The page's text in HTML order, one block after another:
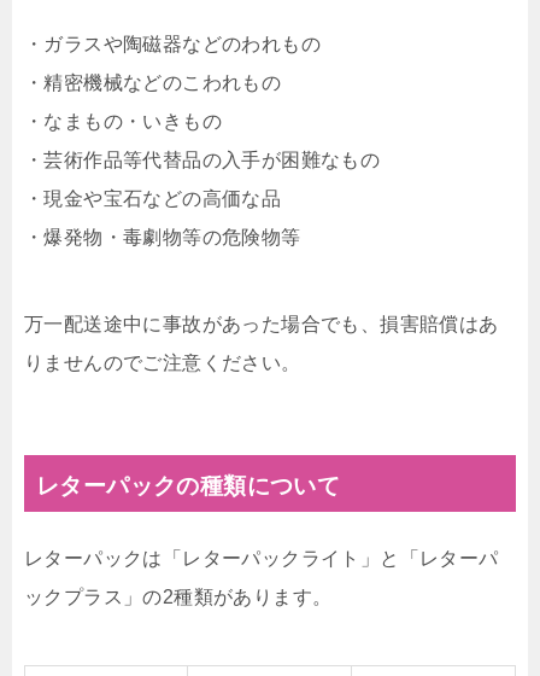
・ガラスや陶磁器などのわれもの
・精密機械などのこわれもの
・なまもの・いきもの
・芸術作品等代替品の入手が困難なもの
・現金や宝石などの高価な品
・爆発物・毒劇物等の危険物等
万一配送途中に事故があった場合でも、損害賠償はあ
りませんのでご注意ください。
レターパックの種類について
レターパックは「レターパックライト」と「レターパ
ックプラス」の2種類があります。